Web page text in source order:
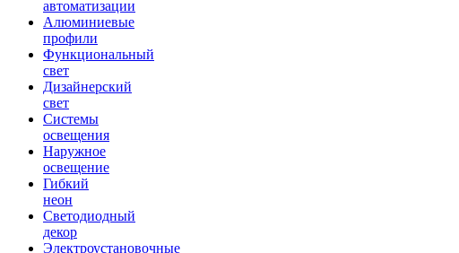
автоматизации
Алюминиевые
профили
Функциональный
свет
Дизайнерский
свет
Системы
освещения
Наружное
освещение
Гибкий
неон
Светодиодный
декор
Электроустановочные